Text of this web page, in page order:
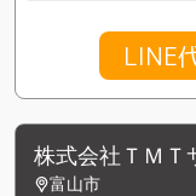
LINE
株式会社ＴＭＴ
富山市